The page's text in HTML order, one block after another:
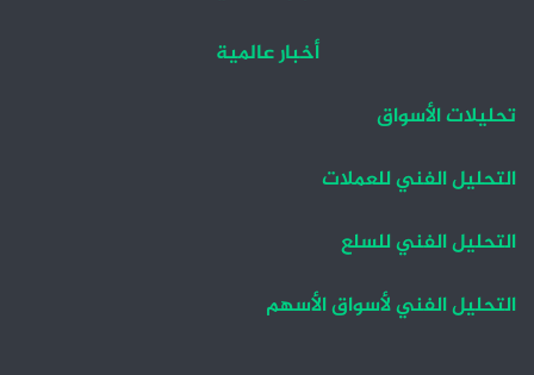
أخبار عالمية
تحليلات الأسواق
التحليل الفني للعملات
التحليل الفني للسلع
التحليل الفني لأسواق الأسهم